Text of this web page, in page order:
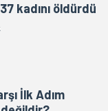
kadını öldürdü
İlk Adım